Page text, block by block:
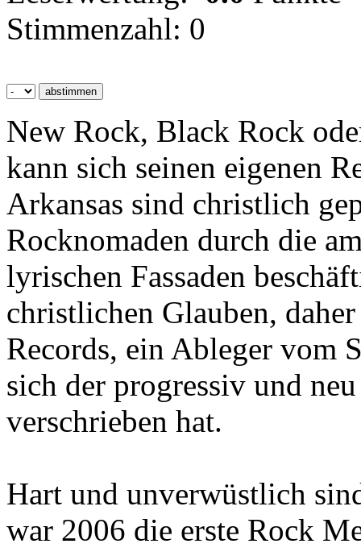
Stimmenzahl: 0
New Rock, Black Rock
kann sich seinen eigenen
Arkansas sind christlich
Rocknomaden durch die
lyrischen Fassaden
christlichen Glauben,
Records, ein Ableger vom
sich der progressiv und
verschrieben hat.
Hart und unverwüstlich
war 2006 die erste Rock